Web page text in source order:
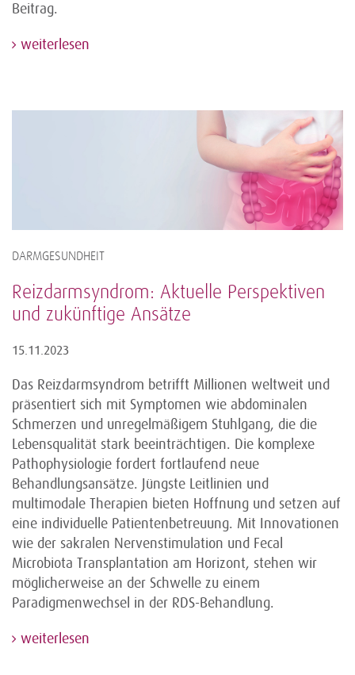
Beitrag.
weiterlesen
DARMGESUNDHEIT
Reizdarmsyndrom: Aktuelle Perspektiven
und zukünftige Ansätze
15.11.2023
Das Reizdarmsyndrom betrifft Millionen weltweit und
präsentiert sich mit Symptomen wie abdominalen
Schmerzen und unregelmäßigem Stuhlgang, die die
Lebensqualität stark beeinträchtigen. Die komplexe
Pathophysiologie fordert fortlaufend neue
Behandlungsansätze. Jüngste Leitlinien und
multimodale Therapien bieten Hoffnung und setzen auf
eine individuelle Patientenbetreuung. Mit Innovationen
wie der sakralen Nervenstimulation und Fecal
Microbiota Transplantation am Horizont, stehen wir
möglicherweise an der Schwelle zu einem
Paradigmenwechsel in der RDS-Behandlung.
weiterlesen